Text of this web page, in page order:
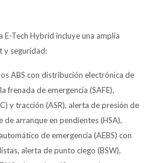
Tech Hybrid incluye una amplia
y seguridad:
ABS con distribución electrónica de
frenada de emergencia (SAFE),
y tracción (ASR), alerta de presión de
de arranque en pendientes (HSA),
de emergencia (AEBS) con
alerta de punto ciego (BSW),